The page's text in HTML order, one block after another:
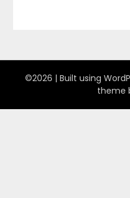
©2026 | Built using
theme